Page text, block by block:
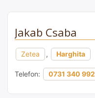
Jakab Csaba
Zetea , Harghita
Telefon: 0731 340 992